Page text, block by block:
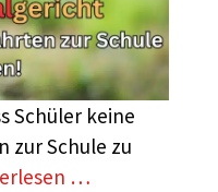
Schüler keine
zur Schule zu
…